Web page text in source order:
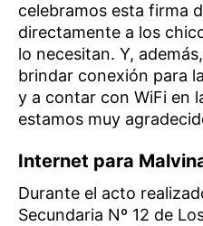
celebramos esta firma
directamente a los
lo necesitan. Y,
brindar conexión para
y a contar con WiFi en
estamos muy
Internet para
Durante el acto
Secundaria Nº 12 de